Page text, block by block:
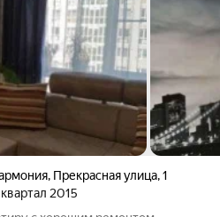
, Прекрасная улица,1
квартал 2015